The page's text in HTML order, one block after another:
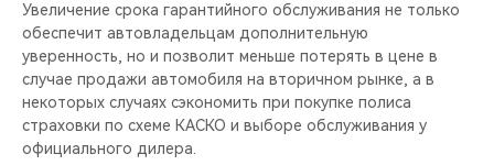
CHERY ДЛЯ ДЕТЕЙ
Увеличение срока гарантийного обслуживания не только
обеспечит автовладельцам дополнительную
уверенность, но и позволит меньше потерять в цене в
случае продажи автомобиля на вторичном рынке, а в
некоторых случаях сэкономить при покупке полиса
страховки по схеме КАСКО и выборе обслуживания у
официального дилера.